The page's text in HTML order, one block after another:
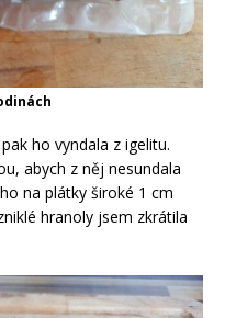
ho vyndala z igelitu.
abych z něj nesundala
na plátky široké 1 cm
hranoly jsem zkrátila